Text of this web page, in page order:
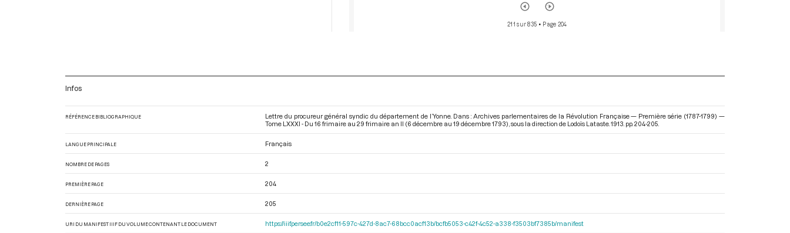
211 sur 835 • Page 204
Infos
RÉFÉRENCE BIBLIOGRAPHIQUE
Lettre du procureur général syndic du département de l’Yonne. Dans : Archives parlementaires de la Révolution Française — Première série (1787-1799) —
Tome LXXXI - Du 16 frimaire au 29 frimaire an II (6 décembre au 19 décembre 1793) , sous la direction de Lodoïs Lataste. 1913. pp. 204-205.
LANGUE PRINCIPALE Français
NOMBRE DE PAGES 2
PREMIÈRE PAGE 204
DERNIÈRE PAGE 205
URI DU MANIFEST IIIF DU VOLUME CONTENANT LE DOCUMENT https://iiif.persee.fr/b0e2cf11-597c-427d-8ac7-68bcc0acf13b/bcfb5053-c42f-4c52-a338-f3503bf7385b/manifest